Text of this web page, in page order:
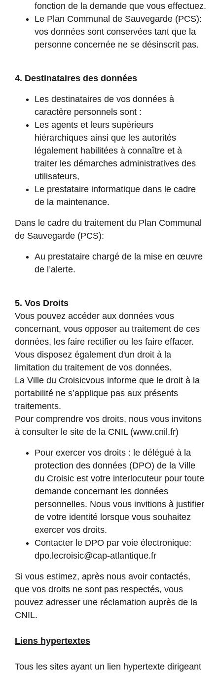
fonction de la demande que vous effectuez.
Le Plan Communal de Sauvegarde (PCS):
vos données sont conservées tant que la
personne concernée ne se désinscrit pas.
4. Destinataires des données
Les destinataires de vos données à
caractère personnels sont :
Les agents et leurs supérieurs
hiérarchiques ainsi que les autorités
légalement habilitées à connaître et à
traiter les démarches administratives des
utilisateurs,
Le prestataire informatique dans le cadre
de la maintenance.
Dans le cadre du traitement du Plan Communal
de Sauvegarde (PCS):
Au prestataire chargé de la mise en œuvre
de l’alerte.
5. Vos Droits
Vous pouvez accéder aux données vous
concernant, vous opposer au traitement de ces
données, les faire rectifier ou les faire effacer.
Vous disposez également d'un droit à la
limitation du traitement de vos données.
La Ville du Croisicvous informe que le droit à la
portabilité ne s’applique pas aux présents
traitements.
Pour comprendre vos droits, nous vous invitons
à consulter le site de la CNIL (www.cnil.fr)
Pour exercer vos droits : le délégué à la
protection des données (DPO) de la Ville
du Croisic est votre interlocuteur pour toute
demande concernant les données
personnelles. Nous vous invitions à justifier
de votre identité lorsque vous souhaitez
exercer vos droits.
Contacter le DPO par voie électronique:
dpo.lecroisic@cap-atlantique.fr
Si vous estimez, après nous avoir contactés,
que vos droits ne sont pas respectés, vous
pouvez adresser une réclamation auprès de la
CNIL.
Liens hypertextes
Tous les sites ayant un lien hypertexte dirigeant